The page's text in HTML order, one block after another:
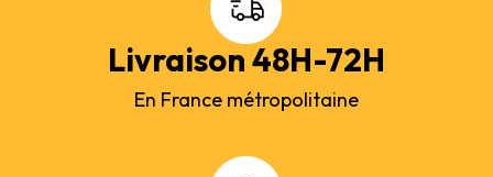
Livraison 48H-72H
En France métropolitaine